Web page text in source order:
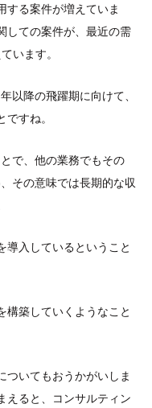
する案件が増えていま
しての案件が、最近の需
います。
以降の飛躍期に向けて、
すね。
で、他の業務でもその
その意味では長期的な収
導入しているということ
構築していくようなこと
ついてもおうかがいしま
えると、コンサルティン